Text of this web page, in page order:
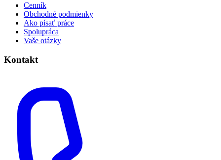
Cenník
Obchodné podmienky
Ako písať práce
Spolupráca
Vaše otázky
Kontakt